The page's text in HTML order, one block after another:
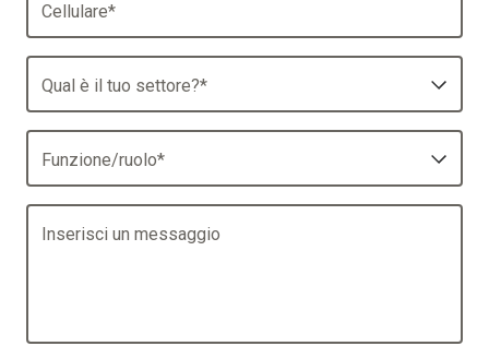
Cellulare*
Qual è il tuo settore?*
Funzione/ruolo*
Inserisci un messaggio